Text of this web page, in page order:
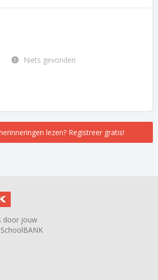
Niets gevonden
lezen? Registreer gratis!
door jouw